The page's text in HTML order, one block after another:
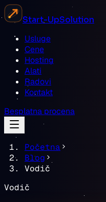
Start-UpSolution
Usluge
Cene
Hosting
Alati
Radovi
Kontakt
Besplatna procena
Početna
Blog
Vodič
Vodič